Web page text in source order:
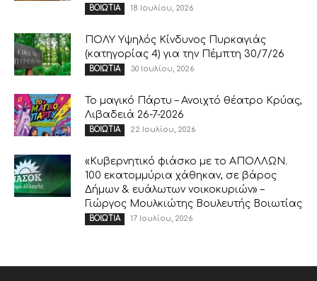
ΒΟΙΩΤΙΑ 18 Ιουλίου, 2026
ΠΟΛΥ Υψηλός Κίνδυνος Πυρκαγιάς
(κατηγορίας 4) για την Πέμπτη 30/7/26
ΒΟΙΩΤΙΑ 30 Ιουλίου, 2026
Το μαγικό Πάρτυ – Ανοιχτό θέατρο Κρύας,
Λιβαδειά 26-7-2026
ΒΟΙΩΤΙΑ 22 Ιουλίου, 2026
«Κυβερνητικό φιάσκο με το ΑΠΟΛΛΩΝ.
100 εκατομμύρια χάθηκαν, σε βάρος
Δήμων & ευάλωτων νοικοκυριών» –
Γιώργος Μουλκιώτης Βουλευτής Βοιωτίας
ΒΟΙΩΤΙΑ 17 Ιουλίου, 2026